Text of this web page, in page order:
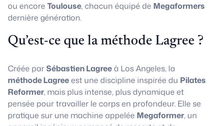
ou encore Toulouse, chacun équipé de Megaformers
dernière génération.
Qu’est-ce que la méthode Lagree ?
Créée parSébastien Lagreeà Los Angeles, la
méthode Lagreeest une discipline inspirée du Pilates
Reformer, mais plus intense, plus dynamique et
pensée pour travailler le corps en profondeur. Elle se
pratique sur une machine appelée Megaformer, un